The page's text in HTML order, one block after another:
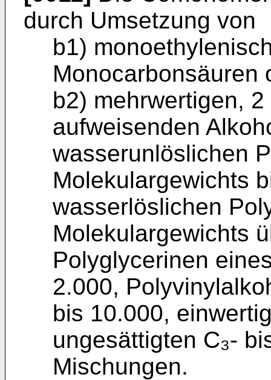
durch Umsetzung von
b1)
Monocarbonsäuren
b2) mehrwertigen,
aufweisenden
wasserunlöslichen
Molekulargewichts
wasserlöslichen
Molekulargewichts
Polyglycerinen
2.000,
bis 10.000,
ungesättigten C₃-
Mischungen.